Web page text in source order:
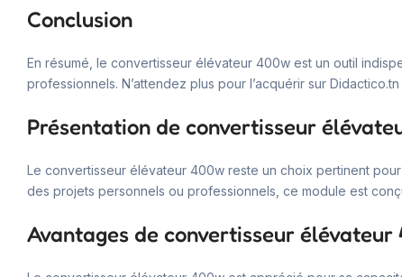
Conclusion
En résumé, le convertisseur élévateur 400w est un outil
professionnels. N’attendez plus pour l’acquérir sur
Présentation de convertisseur
Le convertisseur élévateur 400w reste un choix pertinent
des projets personnels ou professionnels, ce module est
Avantages de convertisseur élévateur